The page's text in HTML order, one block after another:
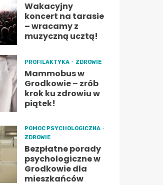
Wakacyjny
koncert na tarasie
– wracamy z
muzyczną ucztą!
PROFILAKTYKA ZDROWIE
Mammobus w
Grodkowie – zrób
krok ku zdrowiu w
piątek!
POMOC PSYCHOLOGICZNA
ZDROWIE
Bezpłatne porady
psychologiczne w
Grodkowie dla
mieszkańców